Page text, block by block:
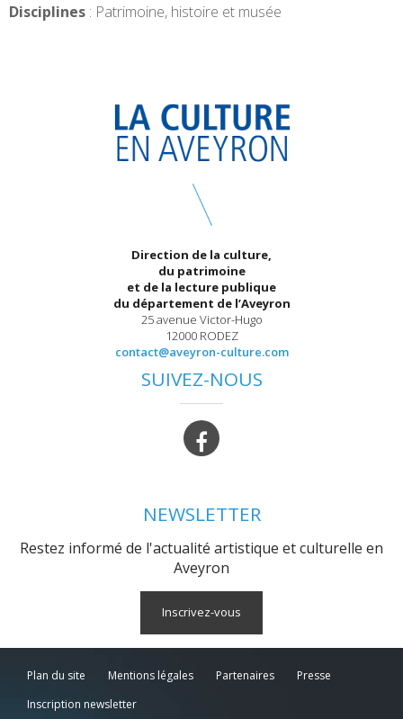
Disciplines : Patrimoine, histoire et musée
Direction de la culture,
du patrimoine
et de la lecture publique
du département de l’Aveyron
25 avenue Victor-Hugo
12000 RODEZ
contact@aveyron-culture.com
SUIVEZ-NOUS
NEWSLETTER
Restez informé de l'actualité artistique et culturelle en
Aveyron
Inscrivez-vous
Plan du site Mentions légales Partenaires
Presse
Inscription newsletter